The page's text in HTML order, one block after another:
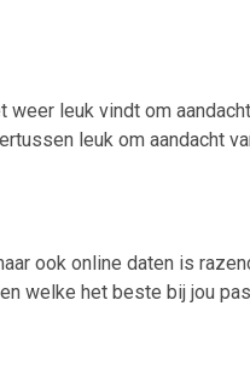
leuk vindt om
leuk om aandacht
ook online daten is
welke het beste bij jou